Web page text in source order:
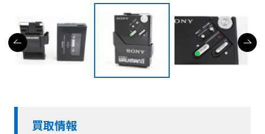
買取情報